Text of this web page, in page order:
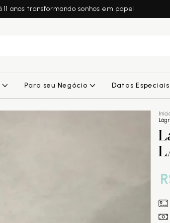
11 anos transformando sonhos em papel
Para seu Negócio Datas Especiais